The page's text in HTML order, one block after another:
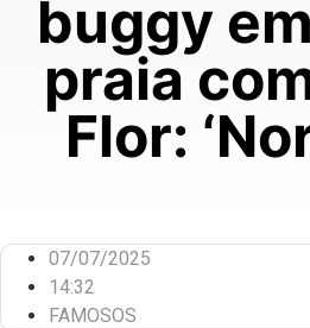
buggy
praia
Flor:
07/07/2025
14:32
FAMOSOS